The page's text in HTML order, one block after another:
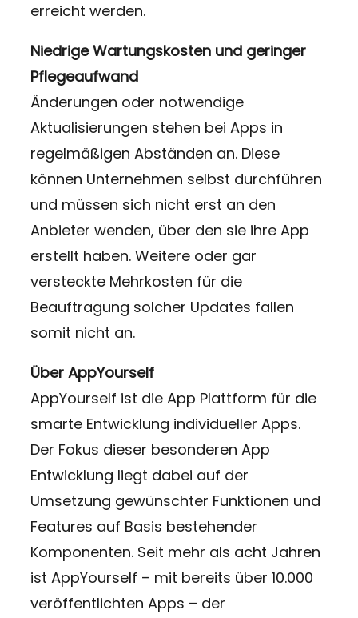
erreicht werden.
Niedrige Wartungskosten und geringer
Pflegeaufwand
Änderungen oder notwendige
Aktualisierungen stehen bei Apps in
regelmäßigen Abständen an. Diese
können Unternehmen selbst durchführen
und müssen sich nicht erst an den
Anbieter wenden, über den sie ihre App
erstellt haben. Weitere oder gar
versteckte Mehrkosten für die
Beauftragung solcher Updates fallen
somit nicht an.
Über AppYourself
AppYourself ist die App Plattform für die
smarte Entwicklung individueller Apps.
Der Fokus dieser besonderen App
Entwicklung liegt dabei auf der
Umsetzung gewünschter Funktionen und
Features auf Basis bestehender
Komponenten. Seit mehr als acht Jahren
ist AppYourself – mit bereits über 10.000
veröffentlichten Apps – der